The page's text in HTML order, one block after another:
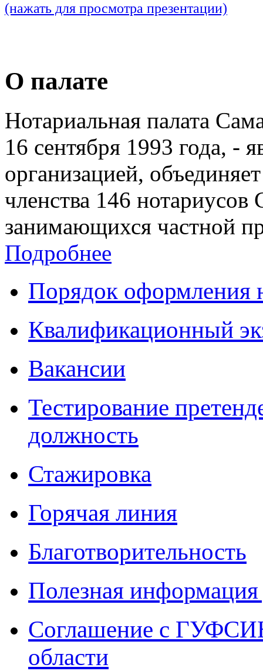
(нажать для просмотра презентации)
О палате
Нотариальная палата
16 сентября 1993 года, -
организацией,
членства 146 нотариусов
занимающихся частной
Подробнее
Порядок оформления
Квалификационный
Вакансии
Тестирование
должность
Стажировка
Горячая линия
Благотворительность
Полезная
Соглашение с
области